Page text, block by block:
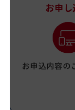
お申
お申込内容の